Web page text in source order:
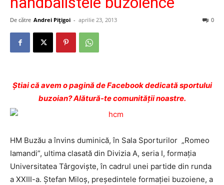
De către Andrei Pițigoi - aprilie 23, 2013 0
Ştiai că avem o pagină de Facebook dedicată sportului
buzoian? Alătură-te comunității noastre.
HM Buzău a învins duminică, în Sala Sporturilor „Romeo
Iamandi”, ultima clasată din Divizia A, seria I, formaţia
Universitatea Târgovişte, în cadrul unei partide din runda
a XXIII-a. Ştefan Miloş, preşedintele formaţiei buzoiene, a